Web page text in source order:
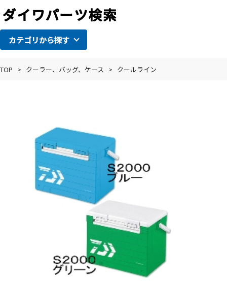
カテゴリから探す
TOP > クーラー、バッグ、ケース > クールライン